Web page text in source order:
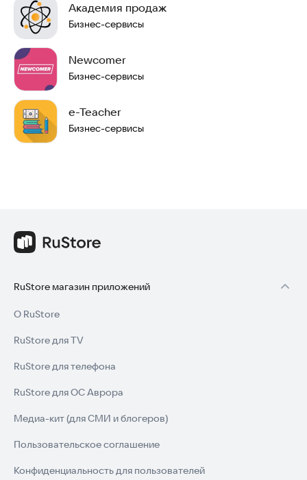
Академия продаж
Бизнес-сервисы
Newcomer
Бизнес-сервисы
e-Teacher
Бизнес-сервисы
RuStore магазин приложений
О RuStore
RuStore для TV
RuStore для телефона
RuStore для ОС Аврора
Медиа-кит (для СМИ и блогеров)
Пользовательское соглашение
Конфиденциальность для пользователей